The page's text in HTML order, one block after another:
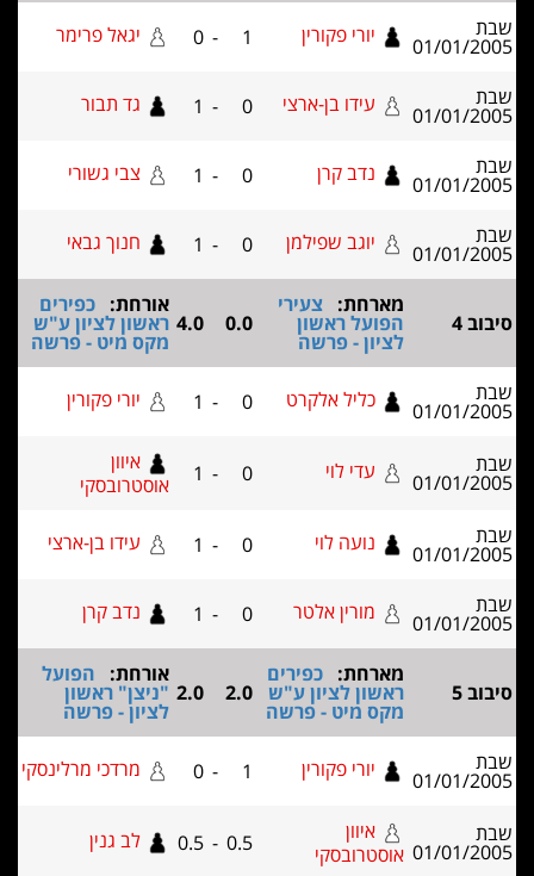
01/01/ יורי פקורין 1
0 יגאל פרימר
01/01/ עידו בן-ארצי 0
1 גד תבור
01/01/ נדב קרן 1 צבי גשורי
01/01/ יוגב שפילמן 0
1 חנוך גבאי
מארחת:צעירי
הפועל ראשון
לציון - פרשה
0.0
4.0
אורחת:כפירים
ראשון לציון ע"ש
מקס מיט - פרשה
01/01/ כליל אלקרט 0
1 יורי פקורין
01/01/ עדי לוי 1
איוון
אוסטרובסקי
01/01/ נועה לוי 1 עידו בן-ארצי
01/01/ מורין אלטר 0
1 נדב קרן
מארחת:כפירים
ראשון לציון ע"ש
מקס מיט - פרשה
2.0
2.0
אורחת:הפועל
"ניצן" ראשון
לציון - פרשה
01/01/ יורי פקורין 1
0 מרדכי מרלינסקי
01/01/
איוון
אוסטרובסקי
0.5 לב גנין